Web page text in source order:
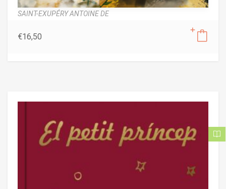
SAINT-EXUPÉRY ANTOINE DE
€16,50